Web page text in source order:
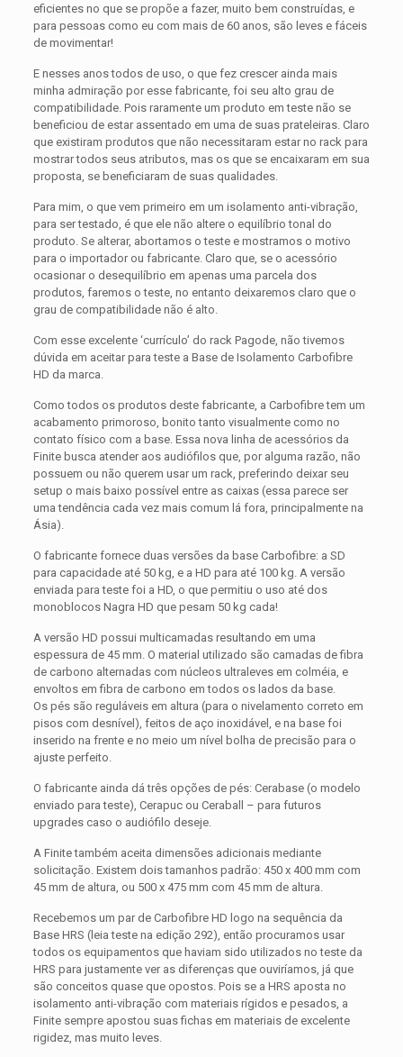
eficientes no que se propõe a fazer, muito bem construídas, e
para pessoas como eu com mais de 60 anos, são leves e fáceis
de movimentar!
E nesses anos todos de uso, o que fez crescer ainda mais
minha admiração por esse fabricante, foi seu alto grau de
compatibilidade. Pois raramente um produto em teste não se
beneficiou de estar assentado em uma de suas prateleiras. Claro
que existiram produtos que não necessitaram estar no rack para
mostrar todos seus atributos, mas os que se encaixaram em sua
proposta, se beneficiaram de suas qualidades.
Para mim, o que vem primeiro em um isolamento anti-vibração,
para ser testado, é que ele não altere o equilíbrio tonal do
produto. Se alterar, abortamos o teste e mostramos o motivo
para o importador ou fabricante. Claro que, se o acessório
ocasionar o desequilíbrio em apenas uma parcela dos
produtos, faremos o teste, no entanto deixaremos claro que o
grau de compatibilidade não é alto.
Com esse excelente ‘currículo’ do rack Pagode, não tivemos
dúvida em aceitar para teste a Base de Isolamento Carbofibre
HD da marca.
Como todos os produtos deste fabricante, a Carbofibre tem um
acabamento primoroso, bonito tanto visualmente como no
contato físico com a base. Essa nova linha de acessórios da
Finite busca atender aos audiófilos que, por alguma razão, não
possuem ou não querem usar um rack, preferindo deixar seu
setup o mais baixo possível entre as caixas (essa parece ser
uma tendência cada vez mais comum lá fora, principalmente na
Ásia).
O fabricante fornece duas versões da base Carbofibre: a SD
para capacidade até 50 kg, e a HD para até 100 kg. A versão
enviada para teste foi a HD, o que permitiu o uso até dos
monoblocos Nagra HD que pesam 50 kg cada!
A versão HD possui multicamadas resultando em uma
espessura de 45 mm. O material utilizado são camadas de fibra
de carbono alternadas com núcleos ultraleves em colméia, e
envoltos em fibra de carbono em todos os lados da base.
Os pés são reguláveis em altura (para o nivelamento correto em
pisos com desnível), feitos de aço inoxidável, e na base foi
inserido na frente e no meio um nível bolha de precisão para o
ajuste perfeito.
O fabricante ainda dá três opções de pés: Cerabase (o modelo
enviado para teste), Cerapuc ou Ceraball – para futuros
upgrades caso o audiófilo deseje.
A Finite também aceita dimensões adicionais mediante
solicitação. Existem dois tamanhos padrão: 450 x 400 mm com
45 mm de altura, ou 500 x 475 mm com 45 mm de altura.
Recebemos um par de Carbofibre HD logo na sequência da
Base HRS (leia teste na edição 292), então procuramos usar
todos os equipamentos que haviam sido utilizados no teste da
HRS para justamente ver as diferenças que ouviríamos, já que
são conceitos quase que opostos. Pois se a HRS aposta no
isolamento anti-vibração com materiais rígidos e pesados, a
Finite sempre apostou suas fichas em materiais de excelente
rigidez, mas muito leves.